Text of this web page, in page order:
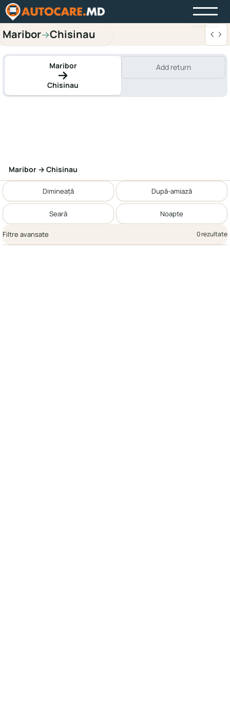
Maribor→Chisinau
Maribor
Chisinau
Add return
Maribor → Chisinau
Dimineață După-amiază
Seară Noapte
Filtre avansate 0 rezultate